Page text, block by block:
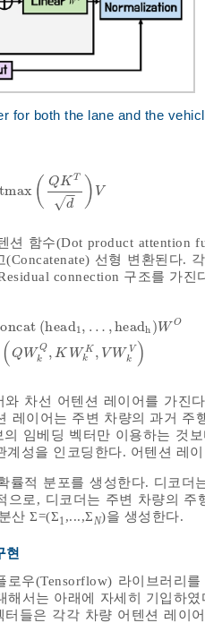
for both the lane and the
( QK T
d
−
−
√ ) V
softmaxQKT dV
션 함수(Dot product attention
(Concatenate) 선형 변환된다.
connection 구조를 가진
(head1, … ,headh ) W O
( Q W Q
k
, K W K
k
, V W V
k
)
hea 1,… head Owhere hea
와 차선 어텐션 레이어를 가진
레이어는 주변 차량의 과거
임베딩 벡터만 이용하는 것
계성을 인코딩한다. 어텐션 레
률적 분포를 생성한다. 디코
으로, 디코더는 주변 차량의
산 Σ=(Σ1 ,...,Σ N)을 생성한다.
현
우(Tensorflow) 라이브러리
해서는 아래에 자세히 기입하
터들은 각각 차량 어텐션 레이